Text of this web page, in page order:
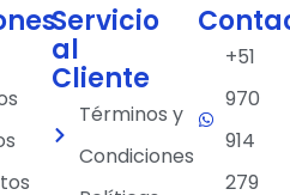
Servicio
al
Cliente
Términos y
Condiciones
+51
970
914
279